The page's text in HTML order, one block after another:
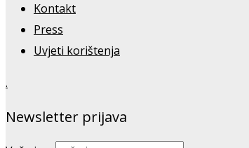
Kontakt
Press
Uvjeti korištenja
.
Newsletter prijava